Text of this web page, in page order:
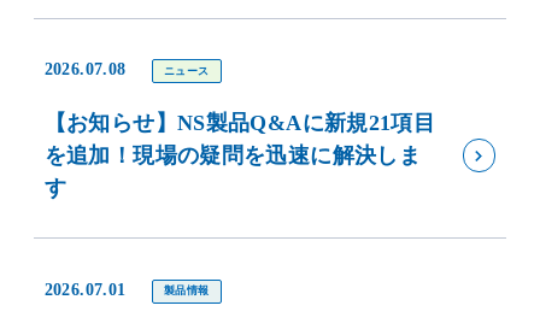
2026.07.08 ニュース
【お知らせ】NS製品Q&Aに新規21項目
を追加！現場の疑問を迅速に解決しま
す
2026.07.01 製品情報